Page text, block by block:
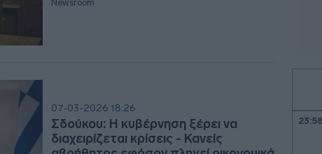
Newsroom
07-03-2026 18:26
Σδούκου: Η κυβέρνηση ξέρει να
διαχειρίζεται κρίσεις - Κανείς
23:58